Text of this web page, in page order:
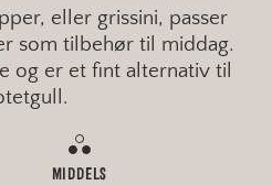
eller grissini, passer
som tilbehør til middag.
og er et fint alternativ til
MIDDELS